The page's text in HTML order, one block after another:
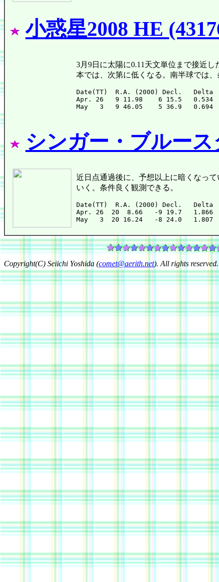
小惑星2008 HE
3月9日に太陽に0.11天文単位まで接近
本では、次第に低くなる。南半球では
Date(TT)  R.A. (2000) Decl.
Apr. 26   9 11.98    6 15.5
シンガー・ブルース
近日点通過後に、予想以上に暗くなって
いく。条件良く観測できる。
Date(TT)  R.A. (2000) Decl.
Apr. 26  20  8.66   -9 19.7
Copyright(C) Seiichi Yoshida (comet@aerith.net). All rights reserved.